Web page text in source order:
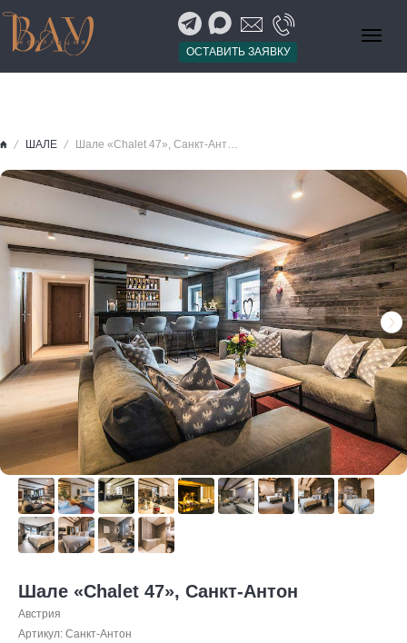
ОСТАВИТЬ ЗАЯВКУ
ШАЛЕ
Шале «Chalet 47», Санкт-Антон
Австрия
Артикул: Санкт-Антон